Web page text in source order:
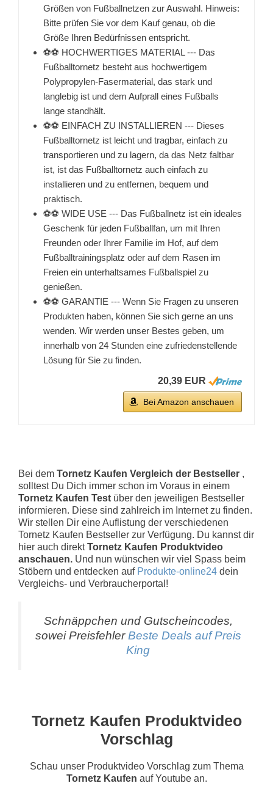
Größen von Fußballnetzen zur Auswahl. Hinweis:
Bitte prüfen Sie vor dem Kauf genau, ob die
Größe Ihren Bedürfnissen entspricht.
⚽⚽ HOCHWERTIGES MATERIAL --- Das
Fußballtornetz besteht aus hochwertigem
Polypropylen-Fasermaterial, das stark und
langlebig ist und dem Aufprall eines Fußballs
lange standhält.
⚽⚽ EINFACH ZU INSTALLIEREN --- Dieses
Fußballtornetz ist leicht und tragbar, einfach zu
transportieren und zu lagern, da das Netz faltbar
ist, ist das Fußballtornetz auch einfach zu
installieren und zu entfernen, bequem und
praktisch.
⚽⚽ WIDE USE --- Das Fußballnetz ist ein ideales
Geschenk für jeden Fußballfan, um mit Ihren
Freunden oder Ihrer Familie im Hof, auf dem
Fußballtrainingsplatz oder auf dem Rasen im
Freien ein unterhaltsames Fußballspiel zu
genießen.
⚽⚽ GARANTIE --- Wenn Sie Fragen zu unseren
Produkten haben, können Sie sich gerne an uns
wenden. Wir werden unser Bestes geben, um
innerhalb von 24 Stunden eine zufriedenstellende
Lösung für Sie zu finden.
20,39 EUR
Bei Amazon anschauen
Bei dem Tornetz Kaufen Vergleich der Bestseller ,
solltest Du Dich immer schon im Voraus in einem
Tornetz Kaufen Test über den jeweiligen Bestseller
informieren. Diese sind zahlreich im Internet zu finden.
Wir stellen Dir eine Auflistung der verschiedenen
Tornetz Kaufen Bestseller zur Verfügung. Du kannst dir
hier auch direktTornetz Kaufen Produktvideo
anschauen. Und nun wünschen wir viel Spass beim
Stöbern und entdecken auf Produkte-online24 dein
Vergleichs- und Verbraucherportal!
Schnäppchen und Gutscheincodes,
sowei Preisfehler Beste Deals auf Preis
King
Tornetz Kaufen Produktvideo
Vorschlag
Schau unser Produktvideo Vorschlag zum Thema
Tornetz Kaufen auf Youtube an.